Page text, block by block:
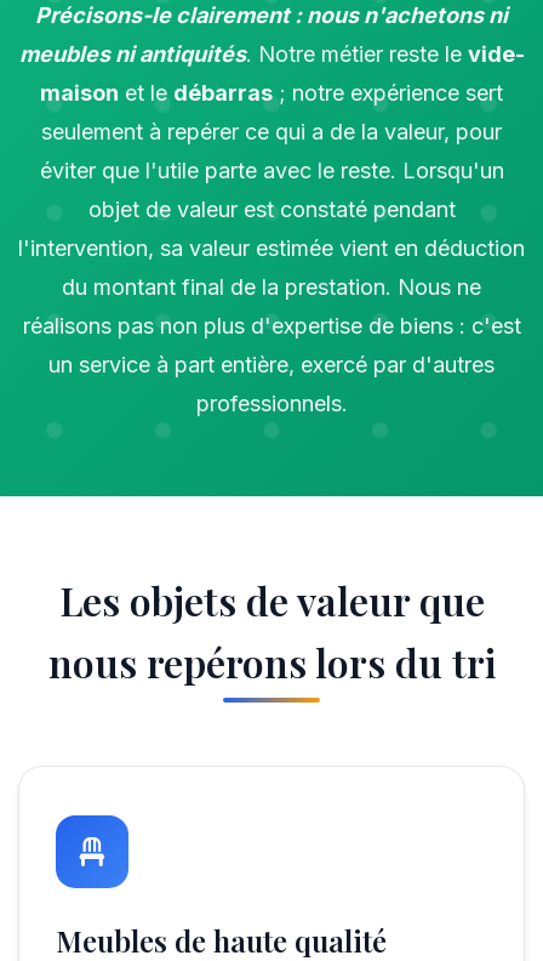
Précisons-le clairement : nous n'achetons ni
meubles ni antiquités. Notre métier reste le vide-
maison et le débarras; notre expérience sert
seulement à repérer ce qui a de la valeur, pour
éviter que l'utile parte avec le reste. Lorsqu'un
objet de valeur est constaté pendant
l'intervention, sa valeur estimée vient en déduction
du montant final de la prestation. Nous ne
réalisons pas non plus d'expertise de biens : c'est
un service à part entière, exercé par d'autres
professionnels.
Les objets de valeur que
nous repérons lors du tri
Meubles de haute qualité